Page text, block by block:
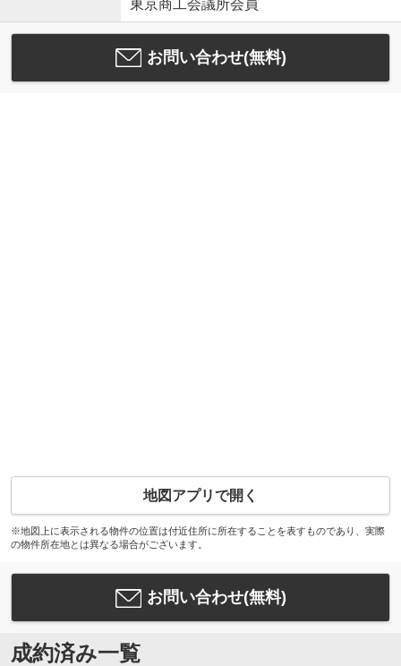
東京商工会議所会員
お問い合わせ(無料)
地図アプリで開く
※地図上に表示される物件の位置は付近住所に所在することを表すものであり、実際
の物件所在地とは異なる場合がございます。
お問い合わせ(無料)
成約済み一覧